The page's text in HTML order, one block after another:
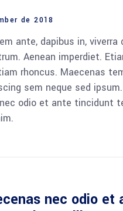
de 2018
ante, dapibus in,
Aenean imperdiet.
rhoncus. Maecenas
sem neque sed
odio et ante tincidunt
nec odio